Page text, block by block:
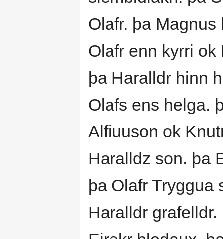
Olafr. þa
Olafr enn kyrri
þa Haralldr hinn
Olafs ens helga.
Alfiuuson ok
Haralldz son. þa
þa Olafr Tryggua
Haralldr